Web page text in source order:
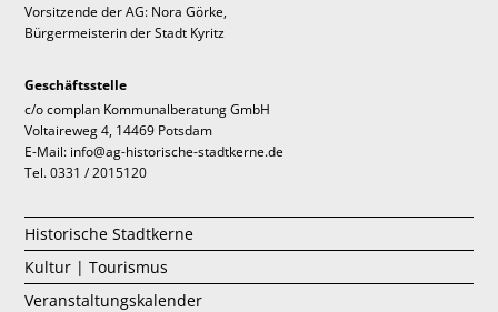
Vorsitzende der AG: Nora Görke,
Bürgermeisterin der Stadt Kyritz
Geschäftsstelle
c/o complan Kommunalberatung GmbH
Voltaireweg 4, 14469 Potsdam
E-Mail: info@ag-historische-stadtkerne.de
Tel. 0331 / 2015120
Historische Stadtkerne
Kultur | Tourismus
Veranstaltungskalender